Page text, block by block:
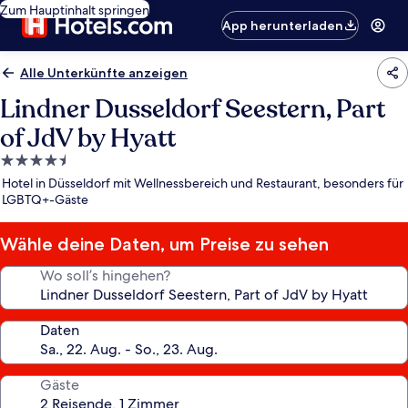
Zum Hauptinhalt springen
App herunterladen
Alle Unterkünfte anzeigen
Lindner Dusseldorf Seestern, Part
of JdV by Hyatt
4.5-
Sterne-
Unterkunft
Hotel in Düsseldorf mit Wellnessbereich und Restaurant, besonders für
LGBTQ+-Gäste
Wähle deine Daten, um Preise zu sehen
Wo soll’s hingehen?
Daten
Gäste